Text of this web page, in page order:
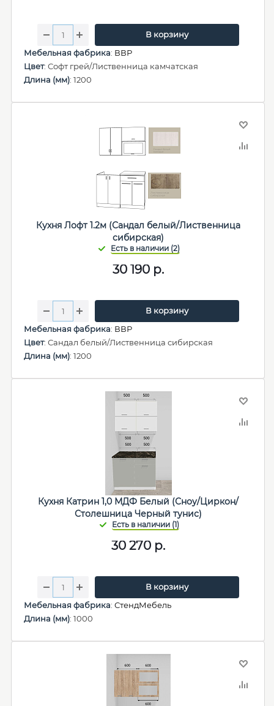
В корзину
Мебельная фабрика: ВВР
Цвет: Софт грей/Лиственница камчатская
Длина (мм): 1200
Кухня Лофт 1.2м (Сандал белый/Лиственница
сибирская)
30 190 р.
В корзину
Мебельная фабрика: ВВР
Цвет: Сандал белый/Лиственница сибирская
Длина (мм): 1200
Кухня Катрин 1,0 МДФ Белый (Сноу/Циркон/
Столешница Черный тунис)
30 270 р.
В корзину
Мебельная фабрика: СтендМебель
Длина (мм): 1000